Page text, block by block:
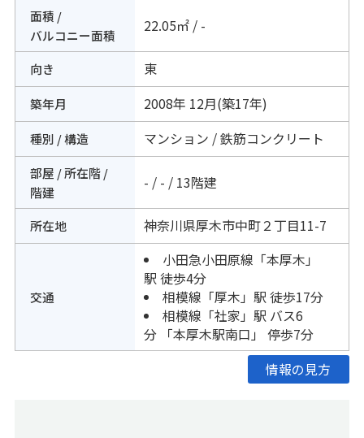
面積 /
バルコニー面積
22.05㎡ / -
向き 東
築年月 2008年 12月(築17年)
種別 / 構造 マンション / 鉄筋コンクリート
部屋 / 所在階 /
階建
- / - / 13階建
所在地 神奈川県厚木市中町２丁目11-7
交通
小田急小田原線 「本厚木 」
駅 徒歩4分
相模線 「厚木 」駅 徒歩17分
相模線 「社家 」駅 バス6
分 「本厚木駅南口」 停歩7分
情報の見方